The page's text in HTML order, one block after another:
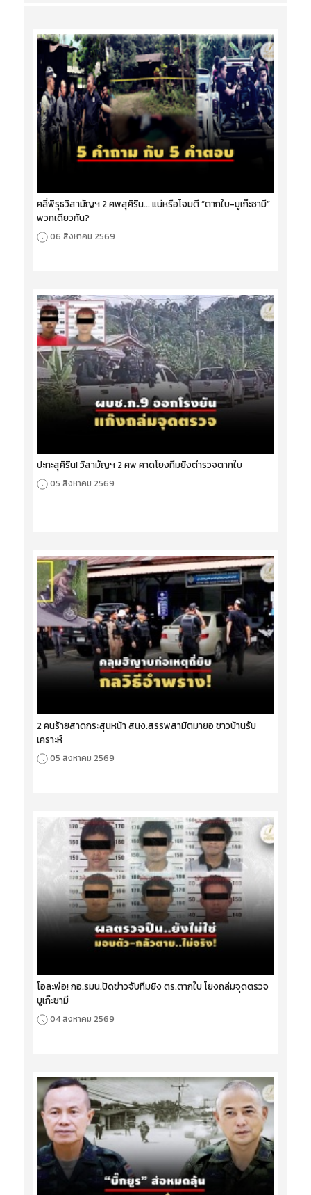
คลี่พิรุธวิสามัญฯ 2 ศพสุคิริน... แน่หรือโจมตี “ตากใบ-บูเก๊ะซามี”
พวกเดียวกัน?
06 สิงหาคม 2569
ปะทะสุคิริน! วิสามัญฯ 2 ศพ คาดโยงทีมยิงตำรวจตากใบ
05 สิงหาคม 2569
2 คนร้ายสาดกระสุนหน้า สนง.สรรพสามิตมายอ ชาวบ้านรับ
เคราะห์
05 สิงหาคม 2569
โอละพ่อ! กอ.รมน.ปัดข่าวจับทีมยิง ตร.ตากใบ โยงถล่มจุดตรวจ
บูเก๊ะซามี
04 สิงหาคม 2569